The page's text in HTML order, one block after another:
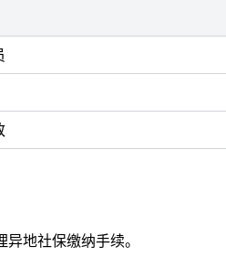
地社保缴纳手续。